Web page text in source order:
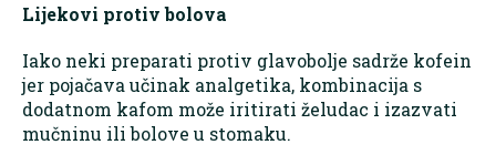
Lijekovi protiv bolova
Iako neki preparati protiv glavobolje sadrže kofein
jer pojačava učinak analgetika, kombinacija s
dodatnom kafom može iritirati želudac i izazvati
mučninu ili bolove u stomaku.